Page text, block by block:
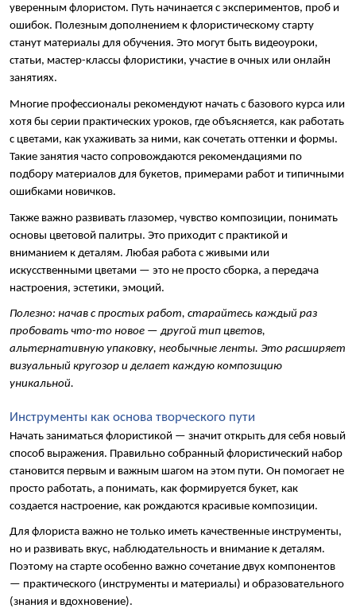
уверенным флористом. Путь начинается с экспериментов, проб и
ошибок. Полезным дополнением к флористическому старту
станут материалы для обучения. Это могут быть видеоуроки,
статьи, мастер-классы флористики, участие в очных или онлайн
занятиях.
Многие профессионалы рекомендуют начать с базового курса или
хотя бы серии практических уроков, где объясняется, как работать
с цветами, как ухаживать за ними, как сочетать оттенки и формы.
Такие занятия часто сопровождаются рекомендациями по
подбору материалов для букетов, примерами работ и типичными
ошибками новичков.
Также важно развивать глазомер, чувство композиции, понимать
основы цветовой палитры. Это приходит с практикой и
вниманием к деталям. Любая работа с живыми или
искусственными цветами — это не просто сборка, а передача
настроения, эстетики, эмоций.
Полезно: начав с простых работ, старайтесь каждый раз
пробовать что-то новое — другой тип цветов,
альтернативную упаковку, необычные ленты. Это расширяет
визуальный кругозор и делает каждую композицию
уникальной.
Инструменты как основа творческого пути
Начать заниматься флористикой — значит открыть для себя новый
способ выражения. Правильно собранный флористический набор
становится первым и важным шагом на этом пути. Он помогает не
просто работать, а понимать, как формируется букет, как
создается настроение, как рождаются красивые композиции.
Для флориста важно не только иметь качественные инструменты,
но и развивать вкус, наблюдательность и внимание к деталям.
Поэтому на старте особенно важно сочетание двух компонентов
— практического (инструменты и материалы) и образовательного
(знания и вдохновение).